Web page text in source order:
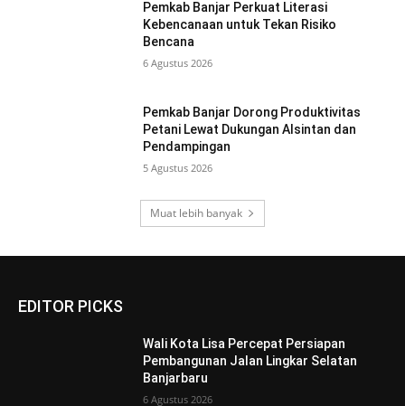
Pemkab Banjar Perkuat Literasi
Kebencanaan untuk Tekan Risiko
Bencana
6 Agustus 2026
Pemkab Banjar Dorong Produktivitas
Petani Lewat Dukungan Alsintan dan
Pendampingan
5 Agustus 2026
Muat lebih banyak
EDITOR PICKS
Wali Kota Lisa Percepat Persiapan
Pembangunan Jalan Lingkar Selatan
Banjarbaru
6 Agustus 2026